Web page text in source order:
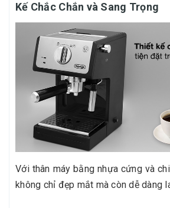
Kế Chắc Chắn và Sang Trọng
Với thân máy bằng nhựa cứng và
không chỉ đẹp mắt mà còn dễ dàng